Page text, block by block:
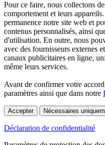
Pour ce faire, nous collectons
comportement et leurs
permanence notre site web et
contenus personnalisés, ainsi
d'utilisation. En outre, nous
avec des fournisseurs externes
canaux publicitaires en ligne,
même leurs services.
Avant de confirmer votre
paramètres ainsi que dans notre
Accepter Nécessaires
Déclaration de confidentialité